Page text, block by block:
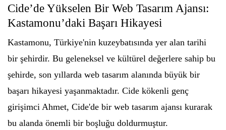
Cide’de Yükselen Bir Web Tasarım Ajansı:
Kastamonu’daki Başarı Hikayesi
Kastamonu, Türkiye'nin kuzeybatısında yer alan tarihi
bir şehirdir. Bu geleneksel ve kültürel değerlere sahip bu
şehirde, son yıllarda web tasarım alanında büyük bir
başarı hikayesi yaşanmaktadır. Cide kökenli genç
girişimci Ahmet, Cide'de bir web tasarım ajansı kurarak
bu alanda önemli bir boşluğu doldurmuştur.